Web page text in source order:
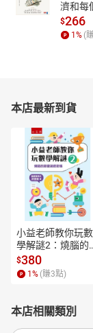
濟和每
$266
1 % (
本店最新到貨
小益老師教你玩數
學解謎2：燒腦的
慶遊戲密碼【電子
書】
$380
1 % (賺3點)
本店相關類別